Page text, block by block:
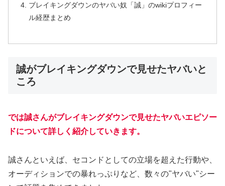
ブレイキングダウンのヤバい奴「誠」のwikiプロフィー
ル経歴まとめ
誠がブレイキングダウンで見せたヤバいと
ころ
では誠さんがブレイキングダウンで見せたヤバいエピソー
ドについて詳しく紹介していきます。
誠さんといえば、セコンドとしての立場を超えた行動や、
オーディションでの暴れっぷりなど、数々の"ヤバい"シー